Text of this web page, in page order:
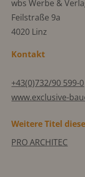
wbs Werbe &
Feilstraße 9a
4020 Linz
Kontakt
+43(0)732/90 599-0
www.exclusive-
Weitere Titel
PRO ARCHITEC